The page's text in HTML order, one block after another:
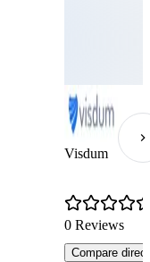
Visdum
0 Reviews
Compare